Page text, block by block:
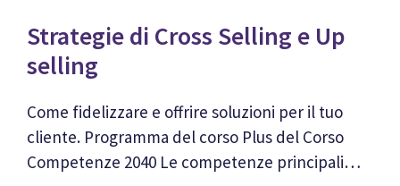
Strategie di Cross Selling e Up
selling
Come fidelizzare e offrire soluzioni per il tuo
cliente. Programma del corso Plus del Corso
Competenze 2040 Le competenze principali…